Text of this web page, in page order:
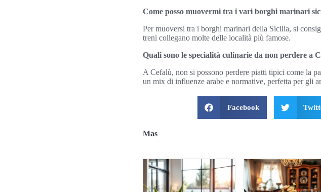
Come posso muovermi tra i vari borghi marinari
Per muoversi tra i borghi marinari della Sicilia, si
treni collegano molte delle località più famose.
Quali sono le specialità culinarie da non perdere a
A Cefalù, non si possono perdere piatti tipici come la
un mix di influenze arabe e normative, perfetta per gli
Facebook
Mas